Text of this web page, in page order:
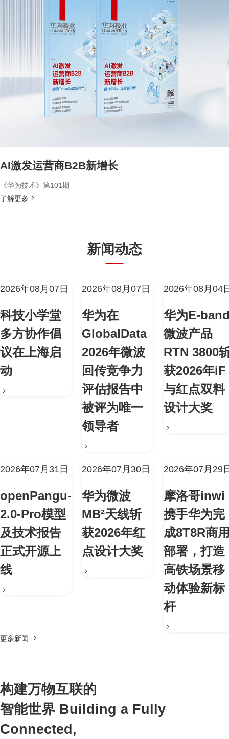
AI激发运营商B2B新增长
《华为技术》第101期
了解更多
新闻动态
2026年08月07日
科技小学堂
多方协作倡
议在上海启
动
2026年08月07日
华为在
GlobalData
2026年微波
回传竞争力
评估报告中
被评为唯一
领导者
2026年08月04
华为E-
微波产品
RTN 3800
获2026年iF
与红点双料
设计大奖
2026年07月31日
openPangu-
2.0-Pro模型
及技术报告
正式开源上
线
2026年07月30日
华为微波
MB²天线斩
获2026年红
点设计大奖
2026年07月29
摩洛哥inwi
携手华为完
成8T8R商
部署，打造
高铁场景移
动体验新标
杆
更多新闻
构建万物互联的
智能世界 Building a Fully
Connected,